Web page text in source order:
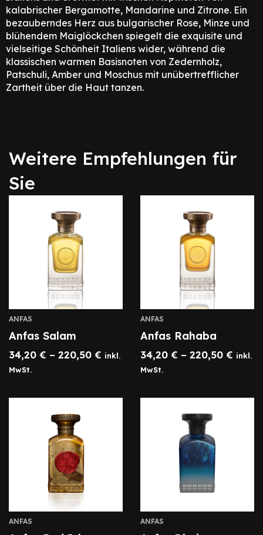
kalabrischer Bergamotte, Mandarine und Zitrone. Ein
bezauberndes Herz aus bulgarischer Rose, Minze und
blühendem Maiglöckchen spiegelt die exquisite und
vielseitige Schönheit Italiens wider, während die
klassischen warmen Basisnoten von Zedernholz,
Patschuli, Amber und Moschus mit unübertrefflicher
Zartheit über die Haut tanzen.
Weitere Empfehlungen für
Sie
ANFAS
Anfas Salam
34,20 € – 220,50 € inkl.
MwSt.
ANFAS
Anfas Rahaba
34,20 € – 220,50 € inkl.
MwSt.
ANFAS ANFAS